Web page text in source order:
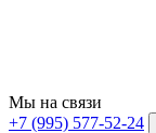
Мы на связи
+7 (995) 577-52-24